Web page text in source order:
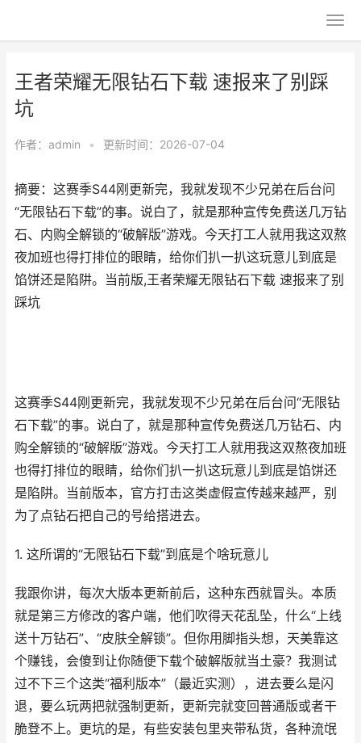
王者荣耀无限钻石下载 速报来了别踩
坑
作者： admin • 更新时间：2026-07-04
摘要：这赛季S44刚更新完，我就发现不少兄弟在后台问
“无限钻石下载”的事。说白了，就是那种宣传免费送几万钻
石、内购全解锁的“破解版”游戏。今天打工人就用我这双熬
夜加班也得打排位的眼睛，给你们扒一扒这玩意儿到底是
馅饼还是陷阱。当前版,王者荣耀无限钻石下载 速报来了别
踩坑
这赛季S44刚更新完，我就发现不少兄弟在后台问“无限钻
石下载”的事。说白了，就是那种宣传免费送几万钻石、内
购全解锁的“破解版”游戏。今天打工人就用我这双熬夜加班
也得打排位的眼睛，给你们扒一扒这玩意儿到底是馅饼还
是陷阱。当前版本，官方打击这类虚假宣传越来越严，别
为了点钻石把自己的号给搭进去。
1. 这所谓的“无限钻石下载”到底是个啥玩意儿
我跟你讲，每次大版本更新前后，这种东西就冒头。本质
就是第三方修改的客户端，他们吹得天花乱坠，什么“上线
送十万钻石”、“皮肤全解锁”。但你用脚指头想，天美靠这
个赚钱，会傻到让你随便下载个破解版就当土豪？我测试
过不下三个这类“福利版本”（最近实测），进去要么是闪
退，要么玩两把就强制更新，更新完就变回普通版或者干
脆登不上。更坑的是，有些安装包里夹带私货，各种流氓